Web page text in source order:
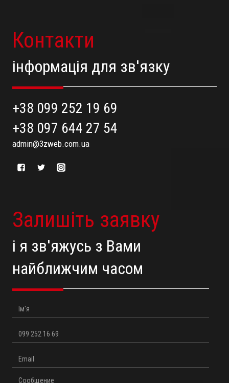
Контакти
інформація для зв'язку
+38 099 252 19 69
+38 097 644 27 54
admin@3zweb.com.ua
Залишіть заявку
і я зв'яжусь з Вами
найближчим часом
Ім'я
Телефон
Email
Повідомлення